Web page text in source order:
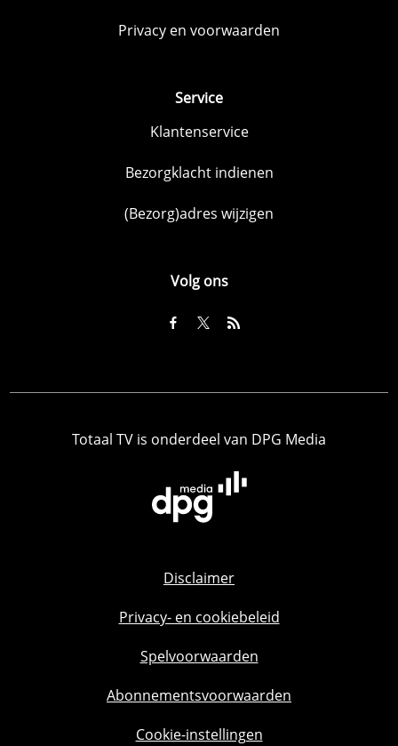
Privacy en voorwaarden
Service
Klantenservice
Bezorgklacht indienen
(Bezorg)adres wijzigen
Volg ons
Totaal TV is onderdeel van DPG Media
Disclaimer
Privacy- en cookiebeleid
Spelvoorwaarden
Abonnementsvoorwaarden
Cookie-instellingen